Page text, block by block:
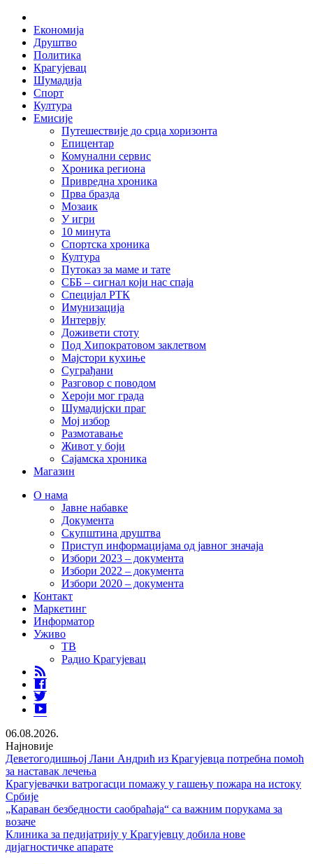
Skip
content
Економија
Друштво
Политика
Крагујевац
Шумадија
Спорт
Култура
Емисије
Путешествије до срца хоризонта
Епицентар
Комунални сервис
Хроника региона
Привредна хроника
Прва бразда
Мозаик
У игри
10 минута
Спортска хроника
Култура
Путоказ за маме и тате
СББ – сигнал који нас спаја
Специјал РТК
Имунизација
Интервју
Доживети стоту
Под Хипократовом заклетвом
Мајстори кухиње
Суграђани
Разговор с поводом
Хероји мог града
Шумадијски праг
Мој избор
Размотавање
Живот у боји
Сајамска хроника
Магазин
О нама
Јавне набавке
Документа
Скупштина друштва
Приступ информацијама од јавног значаја
Избори 2023 – документа
Избори 2022 – документа
Избори 2020 – документа
Контакт
Маркетинг
Информатор
Уживо
ТВ
Радио Крагујевац
Youtube
06.08.2026.
Најновије
Деветогодишњој Лани Андрић из Крагујевца потребна помоћ
за наставак лечења
Крагујевачки ватрогасци помажу у гашењу пожара на истоку
Србије
„Караван безбедности саобраћаја“ са важним порукама за
возаче
Клиника за педијатрију у Крагујевцу добила нове
дијагностичке апарате